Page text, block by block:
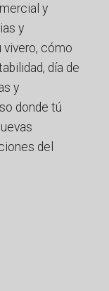
y
y
cómo
día de
y
donde tú
del